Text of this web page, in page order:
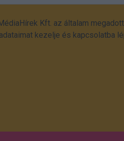
Kft. az általam
kezelje és kapcsolatba